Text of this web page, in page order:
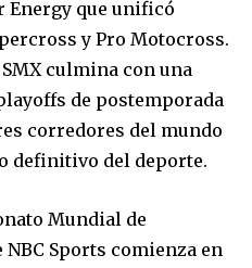
Energy que unificó
y Pro Motocross.
culmina con una
de postemporada
corredores del mundo
definitivo del deporte.
Mundial de
Sports comienza en